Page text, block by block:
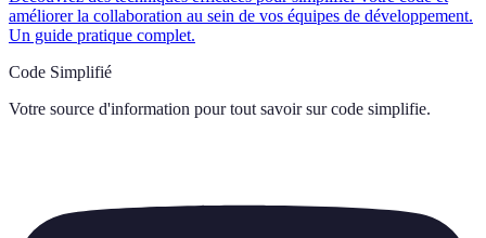
améliorer la collaboration au sein de vos équipes de développement.
Un guide pratique complet.
Code Simplifié
Votre source d'information pour tout savoir sur code simplifie.